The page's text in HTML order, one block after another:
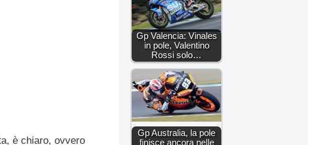
è chiaro, ovvero
Gp Valencia: Vinales
in pole, Valentino
Rossi solo…
Gp Australia, la pole
finisce ancora nelle